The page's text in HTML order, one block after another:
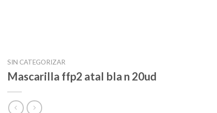
SIN CATEGORIZAR
Mascarilla ffp2 atal bla n 20ud